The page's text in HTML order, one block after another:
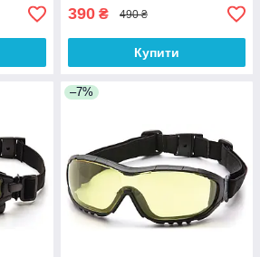
390 ₴ 490 ₴
Купити
–7%